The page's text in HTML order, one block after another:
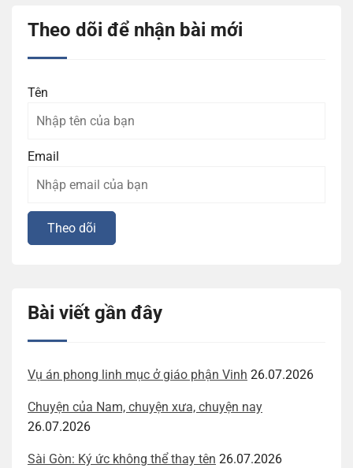
Theo dõi để nhận bài mới
Tên
Email
Bài viết gần đây
Vụ án phong linh mục ở giáo phận Vinh 26.07.2026
Chuyện của Nam, chuyện xưa, chuyện nay
26.07.2026
Sài Gòn: Ký ức không thể thay tên 26.07.2026